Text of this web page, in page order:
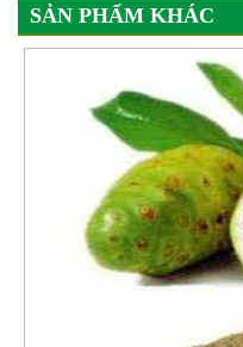
SẢN PHẨM KHÁC